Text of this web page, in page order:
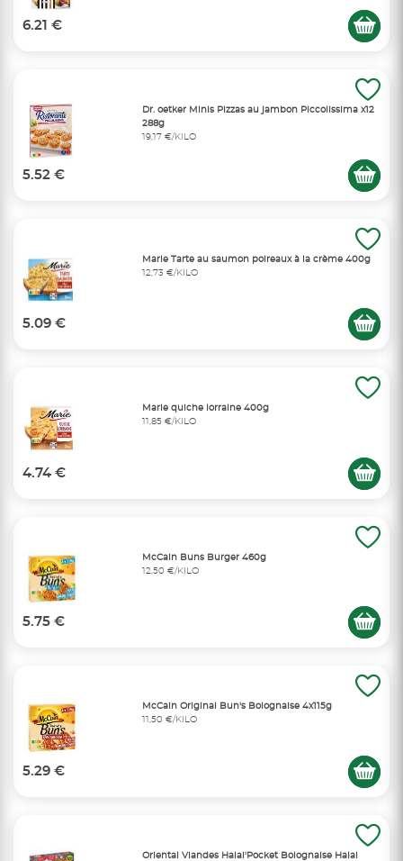
6.21 €
Dr. oetker Minis Pizzas au jambon Piccolissima x12
288g
19,17 €/KILO
5.52 €
Marie Tarte au saumon poireaux à la crème 400g
12,73 €/KILO
5.09 €
Marie quiche lorraine 400g
11,85 €/KILO
4.74 €
McCain Buns Burger 460g
12,50 €/KILO
5.75 €
McCain Original Bun's Bolognaise 4x115g
11,50 €/KILO
5.29 €
Oriental Viandes Halal'Pocket Bolognaise Halal